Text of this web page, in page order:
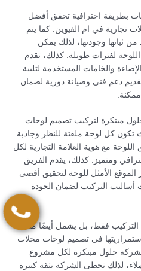
بطريقة احترافية تحقق أفضل
تجارية في ام القيوين. كما يتم
ثباتها وجودتها، لذلك يمكن
لفترات طويلة. كذلك، تقدم
والخامات المستخدمة لتلبية
تقديم دعم فني وصيانة دورية لضمان
مبتكرة لتركيب تصميم لوحات
تكون كل لوحة ملفتة للنظر وجاذبة
اللوحة مع هوية العلامة التجارية لكل
ومتميز. كذلك، يقدم الفريق
الأمثل للوحة لتحقيق أقصى
أساليب التركيب لضمان الجودة
فقط، بل يشمل أيضًا متابعة
في تصميم لوحات محلات
حلول مبتكرة لكل مشروع
لذلك تحظى الشركة بثقة كبيرة